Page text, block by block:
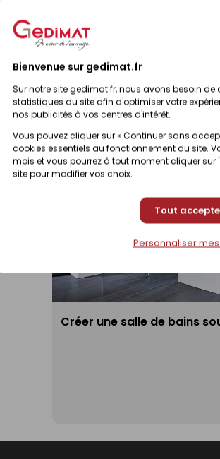
Bienvenue sur gedimat.fr
Sur notre site gedimat.fr, nous avons besoin de
statistiques du site afin d'optimiser votre
nos publicités à vos centres d'intérêt.
Vous pouvez cliquer sur « Continuer sans
cookies essentiels au fonctionnement du site.
mois et vous pourrez à tout moment cliquer sur
site pour modifier vos choix.
Tout
Personnaliser
Disponible sous 10 jours
Créer une salle de bains